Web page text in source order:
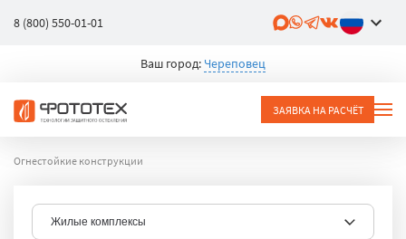
8 (800) 550-01-01
Ваш город: Череповец
ЗАЯВКА НА РАСЧЁТ
Огнестойкие конструкции